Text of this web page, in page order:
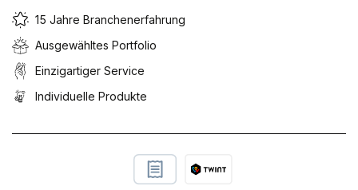
15 Jahre Branchenerfahrung
Ausgewähltes Portfolio
Einzigartiger Service
Individuelle Produkte